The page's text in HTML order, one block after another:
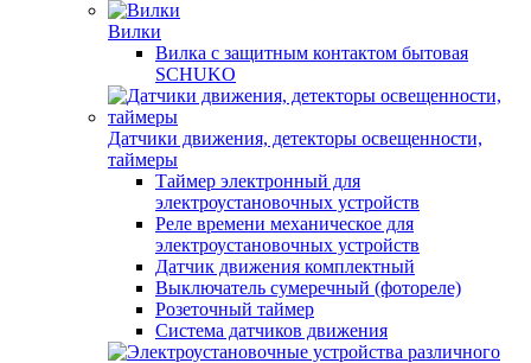
Вилки
Вилка с защитным контактом бытовая
SCHUKO
Датчики движения, детекторы освещенности,
таймеры
Таймер электронный для
электроустановочных устройств
Реле времени механическое для
электроустановочных устройств
Датчик движения комплектный
Выключатель сумеречный (фотореле)
Розеточный таймер
Система датчиков движения